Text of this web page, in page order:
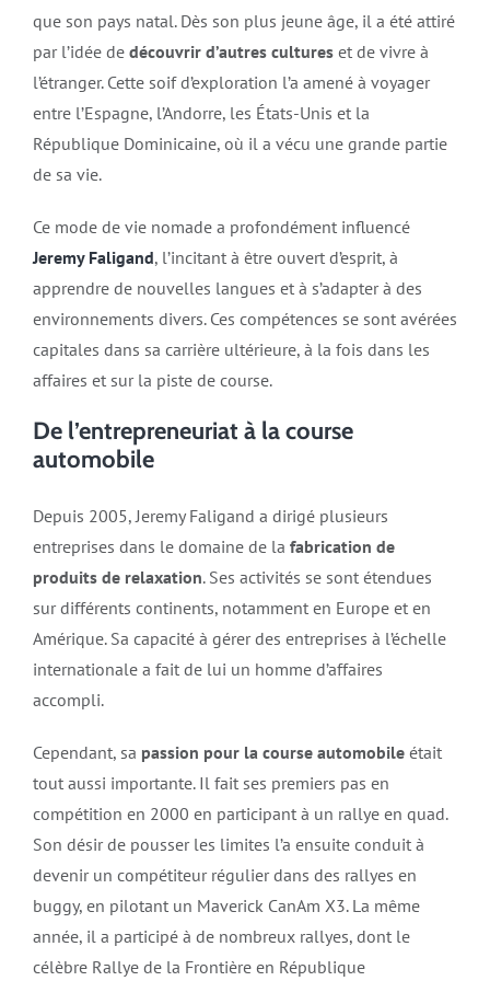
que son pays natal. Dès son plus jeune âge, il a été attiré
par l’idée de découvrir d’autres cultures et de vivre à
l’étranger. Cette soif d’exploration l’a amené à voyager
entre l’Espagne, l’Andorre, les États-Unis et la
République Dominicaine, où il a vécu une grande partie
de sa vie.
Ce mode de vie nomade a profondément influencé
Jeremy Faligand, l’incitant à être ouvert d’esprit, à
apprendre de nouvelles langues et à s’adapter à des
environnements divers. Ces compétences se sont avérées
capitales dans sa carrière ultérieure, à la fois dans les
affaires et sur la piste de course.
De l’entrepreneuriat à la course
automobile
Depuis 2005, Jeremy Faligand a dirigé plusieurs
entreprises dans le domaine de la fabrication de
produits de relaxation. Ses activités se sont étendues
sur différents continents, notamment en Europe et en
Amérique. Sa capacité à gérer des entreprises à l’échelle
internationale a fait de lui un homme d’affaires
accompli.
Cependant, sa passion pour la course automobile était
tout aussi importante. Il fait ses premiers pas en
compétition en 2000 en participant à un rallye en quad.
Son désir de pousser les limites l’a ensuite conduit à
devenir un compétiteur régulier dans des rallyes en
buggy, en pilotant un Maverick CanAm X3. La même
année, il a participé à de nombreux rallyes, dont le
célèbre Rallye de la Frontière en République